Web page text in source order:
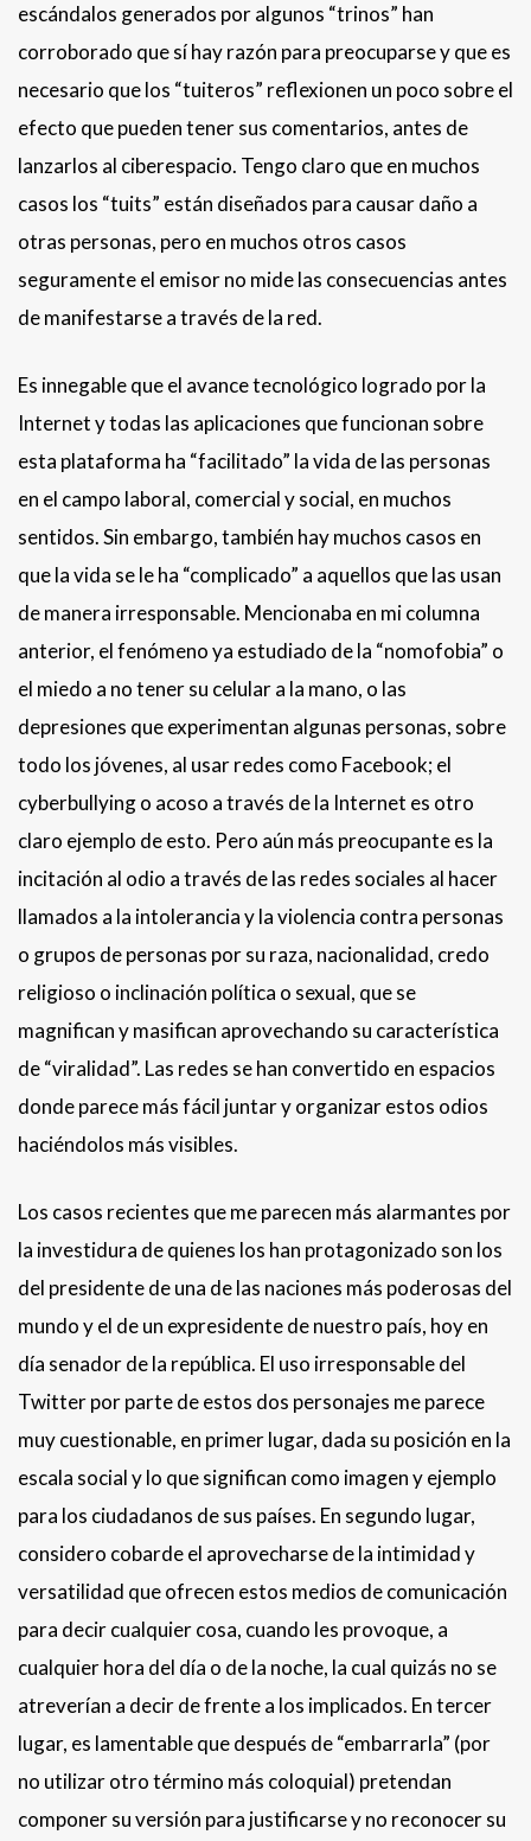
escándalos generados por algunos “trinos” han
corroborado que sí hay razón para preocuparse y que es
necesario que los “tuiteros” reflexionen un poco sobre el
efecto que pueden tener sus comentarios, antes de
lanzarlos al ciberespacio. Tengo claro que en muchos
casos los “tuits” están diseñados para causar daño a
otras personas, pero en muchos otros casos
seguramente el emisor no mide las consecuencias antes
de manifestarse a través de la red.
Es innegable que el avance tecnológico logrado por la
Internet y todas las aplicaciones que funcionan sobre
esta plataforma ha “facilitado” la vida de las personas
en el campo laboral, comercial y social, en muchos
sentidos. Sin embargo, también hay muchos casos en
que la vida se le ha “complicado” a aquellos que las usan
de manera irresponsable. Mencionaba en mi columna
anterior, el fenómeno ya estudiado de la “nomofobia” o
el miedo a no tener su celular a la mano, o las
depresiones que experimentan algunas personas, sobre
todo los jóvenes, al usar redes como Facebook; el
cyberbullying o acoso a través de la Internet es otro
claro ejemplo de esto. Pero aún más preocupante es la
incitación al odio a través de las redes sociales al hacer
llamados a la intolerancia y la violencia contra personas
o grupos de personas por su raza, nacionalidad, credo
religioso o inclinación política o sexual, que se
magnifican y masifican aprovechando su característica
de “viralidad”. Las redes se han convertido en espacios
donde parece más fácil juntar y organizar estos odios
haciéndolos más visibles.
Los casos recientes que me parecen más alarmantes por
la investidura de quienes los han protagonizado son los
del presidente de una de las naciones más poderosas del
mundo y el de un expresidente de nuestro país, hoy en
día senador de la república. El uso irresponsable del
Twitter por parte de estos dos personajes me parece
muy cuestionable, en primer lugar, dada su posición en la
escala social y lo que significan como imagen y ejemplo
para los ciudadanos de sus países. En segundo lugar,
considero cobarde el aprovecharse de la intimidad y
versatilidad que ofrecen estos medios de comunicación
para decir cualquier cosa, cuando les provoque, a
cualquier hora del día o de la noche, la cual quizás no se
atreverían a decir de frente a los implicados. En tercer
lugar, es lamentable que después de “embarrarla” (por
no utilizar otro término más coloquial) pretendan
componer su versión para justificarse y no reconocer su